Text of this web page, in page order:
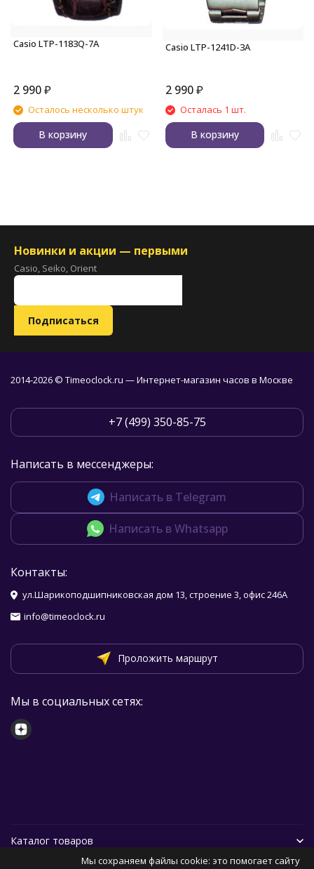
Casio LTP-1183Q-7A
2 990₽
Осталось несколько штук
В корзину
Casio LTP-1241D-3A
2 990 ₽
Осталась 1 шт.
В корзину
Новинки и акции — первыми
Casio, Seiko, Orient
2014-2026 © Timeoclock.ru — Интернет-магазин часов в Москве
+7 (499) 350-85-75
Написать в мессенджеры:
Написать в Telegram
Написать в Whatsapp
Контакты:
ул.Шарикоподшипниковская дом 13, строение 3, офис 246А
info@timeoclock.ru
Проложить маршрут
Мы в социальных сетях:
Каталог товаров
Мы сохраняем файлы cookie: это помогает сайту